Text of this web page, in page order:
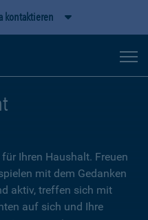
kontaktieren
Ihren Haushalt. Freuen
mit dem Gedanken
aktiv, treffen sich mit
auf sich und Ihre